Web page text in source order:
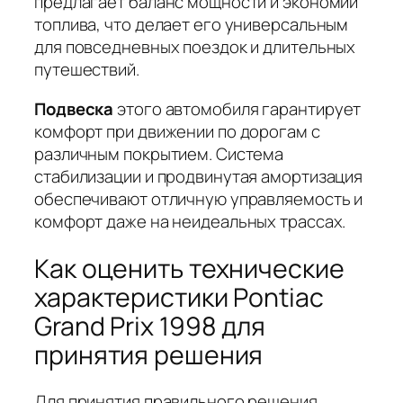
топлива, что делает его универсальным
для повседневных поездок и длительных
путешествий.
Подвескаэтого автомобиля гарантирует
комфорт при движении по дорогам с
различным покрытием. Система
стабилизации и продвинутая амортизация
обеспечивают отличную управляемость и
комфорт даже на неидеальных трассах.
Как оценить технические
характеристики Pontiac
Grand Prix 1998 для
принятия решения